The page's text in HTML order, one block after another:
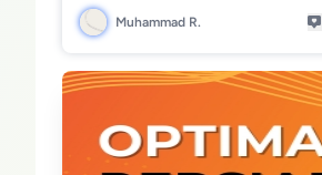
Muhammad R.